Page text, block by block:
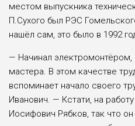
местом выпускника
П.Сухого был РЭС
нашёл сам, это было в 1992
— Начинал электромонтёром,
мастера. В этом качестве
вспоминает начало своего
Иванович. — Кстати, на
Иосифович Рябков, так что